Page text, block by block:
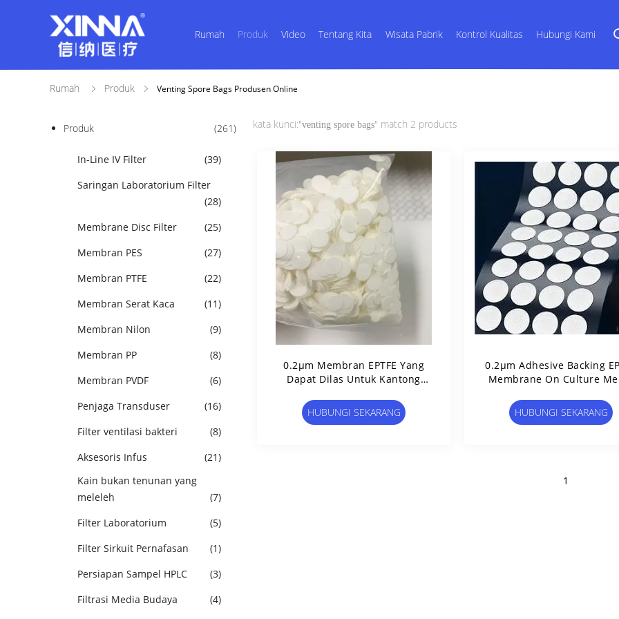
Rumah Produk Video Tentang Kita Wisata Pabrik Kontrol Kualitas Hubungi Kami
Rumah Produk Venting Spore Bags Produsen Online
Produk (261)
In-Line IV Filter
(39)
Saringan Laboratorium Filter
(28)
Membrane Disc Filter
(25)
Membran PES
(27)
Membran PTFE
(22)
Membran Serat Kaca
(11)
Membran Nilon
(9)
Membran PP
(8)
Membran PVDF
(6)
Penjaga Transduser
(16)
Filter ventilasi bakteri
(8)
Aksesoris Infus
(21)
Kain bukan tenunan yang
meleleh
(7)
Filter Laboratorium
(5)
Filter Sirkuit Pernafasan
(1)
Persiapan Sampel HPLC
(3)
Filtrasi Media Budaya
(4)
kata kunci:"venting spore bags" match 2 products
0.2μm Membran EPTFE Yang
Dapat Dilas Untuk Kantong
Dimakan Perlengkapan Kebun
Kantong Budidaya Jamur
HUBUNGI SEKARANG
0.2μm Adhesive Backing
Membrane On Culture
High Temper. Dan
Press
HUBUNGI SEKARANG
1